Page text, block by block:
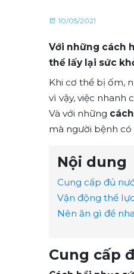
10/05/2021
Với những cách
thể lấy lại sức
Khi cơ thể bị ốm,
vì vậy, việc nhanh
Và với những
mà người bệnh
Nội dung
Cung cấp đủ
Vận động thể
Nên ăn gì để
Cung cấp